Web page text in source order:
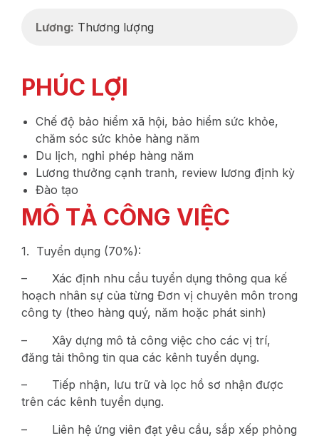
Lương: Thương lượng
PHÚC LỢI
Chế độ bảo hiểm xã hội, bảo hiểm sức khỏe,
chăm sóc sức khỏe hàng năm
Du lịch, nghỉ phép hàng năm
Lương thưởng cạnh tranh, review lương định kỳ
Đào tạo
MÔ TẢ CÔNG VIỆC
1. Tuyển dụng (70%):
– Xác định nhu cầu tuyển dụng thông qua kế
hoạch nhân sự của từng Đơn vị chuyên môn trong
công ty (theo hàng quý, năm hoặc phát sinh)
– Xây dựng mô tả công việc cho các vị trí,
đăng tải thông tin qua các kênh tuyển dụng.
– Tiếp nhận, lưu trữ và lọc hồ sơ nhận được
trên các kênh tuyển dụng.
– Liên hệ ứng viên đạt yêu cầu, sắp xếp phỏng